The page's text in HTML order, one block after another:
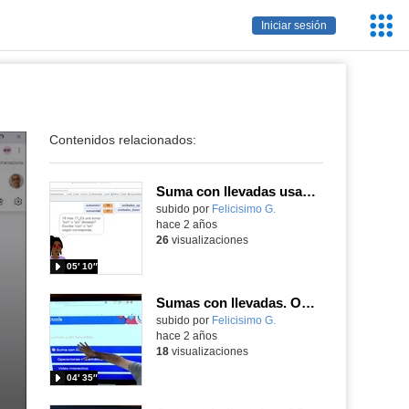
Iniciar sesión
Contenidos relacionados:
Suma con llevadas usando Scratch
Contenido educativo.
subido por Felicisimo G.
05′ 10″
hace 2 años
26visualizaciones
Sumas con llevadas. ODE presentado con la cam de pantalla táctil TTL
Contenido educativo.
subido por Felicisimo G.
04′ 35″
hace 2 años
18visualizaciones